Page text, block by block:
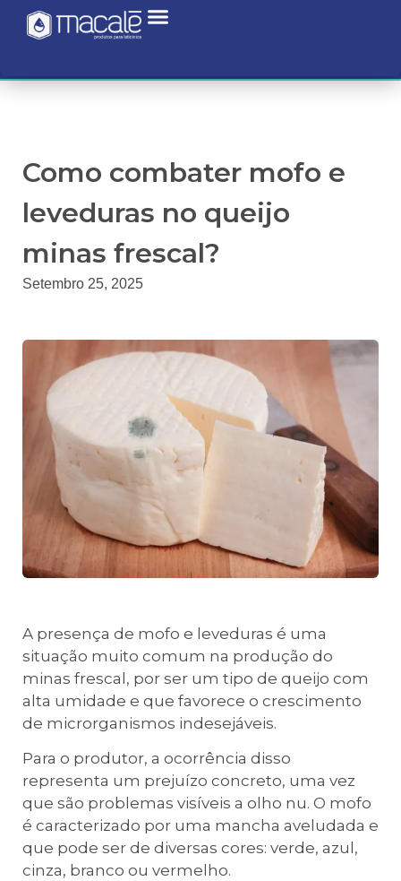
Como combater mofo e
leveduras no queijo
minas frescal?
Setembro 25, 2025
A presença de mofo e leveduras é uma
situação muito comum na produção do
minas frescal, por ser um tipo de queijo com
alta umidade e que favorece o crescimento
de microrganismos indesejáveis.
Para o produtor, a ocorrência disso
representa um prejuízo concreto, uma vez
que são problemas visíveis a olho nu. O mofo
é caracterizado por uma mancha aveludada e
que pode ser de diversas cores: verde, azul,
cinza, branco ou vermelho.